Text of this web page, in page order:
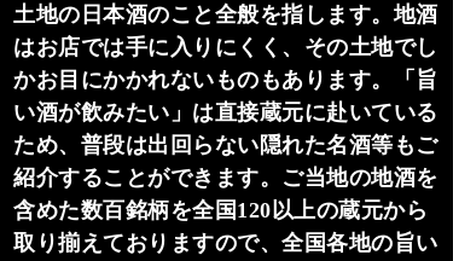
土地の日本酒のこと全般を指します。地酒
はお店では手に入りにくく、その土地でし
かお目にかかれないものもあります。「旨
い酒が飲みたい」は直接蔵元に赴いている
ため、普段は出回らない隠れた名酒等もご
紹介することができます。ご当地の地酒を
含めた数百銘柄を全国120以上の蔵元から
取り揃えておりますので、全国各地の旨い